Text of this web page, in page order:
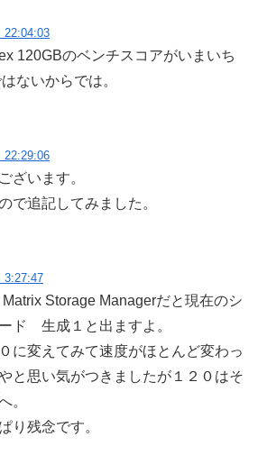
22:04:03
120GBのベンチスコアがいまいち
ないからでは。
22:29:06
ざいます。
で追記してみました。
3:27:47
Storage Managerだと現在のシ
ド 生成１と出ますよ。
に変えてみて速度がほとんど変わっ
と思い気がつきましたが１２０はそ
。
り残念です。